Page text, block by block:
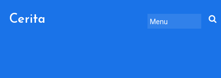
Cerita